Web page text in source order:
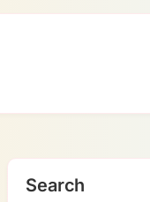
Search